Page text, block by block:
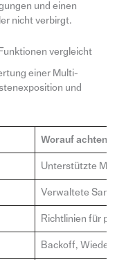
und einen
nicht verbirgt.
vergleicht
einer Multi-
und
Worauf achten
Unterstützte
Verwaltete
Richtlinien für
Backoff,